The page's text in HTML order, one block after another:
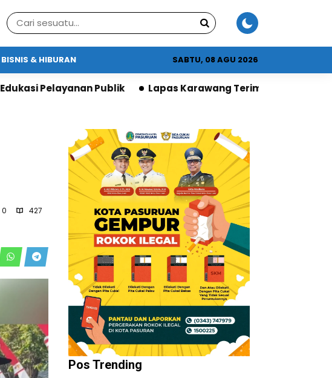
BISNIS & HIBURAN SABTU, 08 AGU 2026
Lapas Karawang Terima Apresiasi DPR atas Program
0 427
Pos Trending